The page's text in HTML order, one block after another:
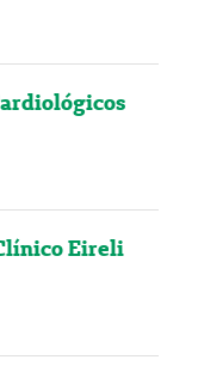
Eireli